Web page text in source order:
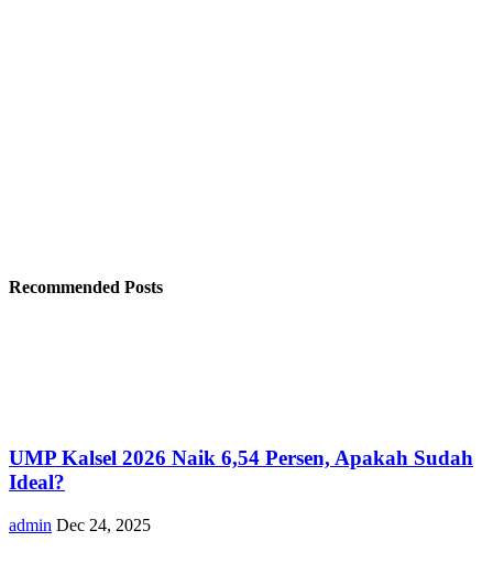
Recommended Posts
UMP Kalsel 2026 Naik 6,54 Persen, Apakah Sudah
Ideal?
admin Dec 24, 2025